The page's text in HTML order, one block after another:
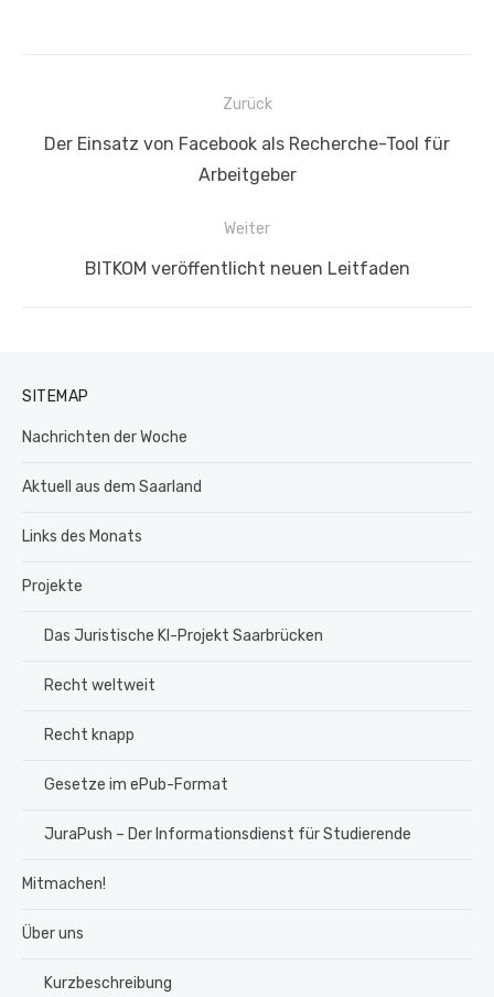
Beitragsnavigation
Zurück
Vorheriger
Der Einsatz von Facebook als Recherche-Tool für
Arbeitgeber
Weiter
Nächster
BITKOM veröffentlicht neuen Leitfaden
SITEMAP
Nachrichten der Woche
Aktuell aus dem Saarland
Links des Monats
Projekte
Das Juristische KI-Projekt Saarbrücken
Recht weltweit
Recht knapp
Gesetze im ePub-Format
JuraPush – Der Informationsdienst für Studierende
Mitmachen!
Über uns
Kurzbeschreibung